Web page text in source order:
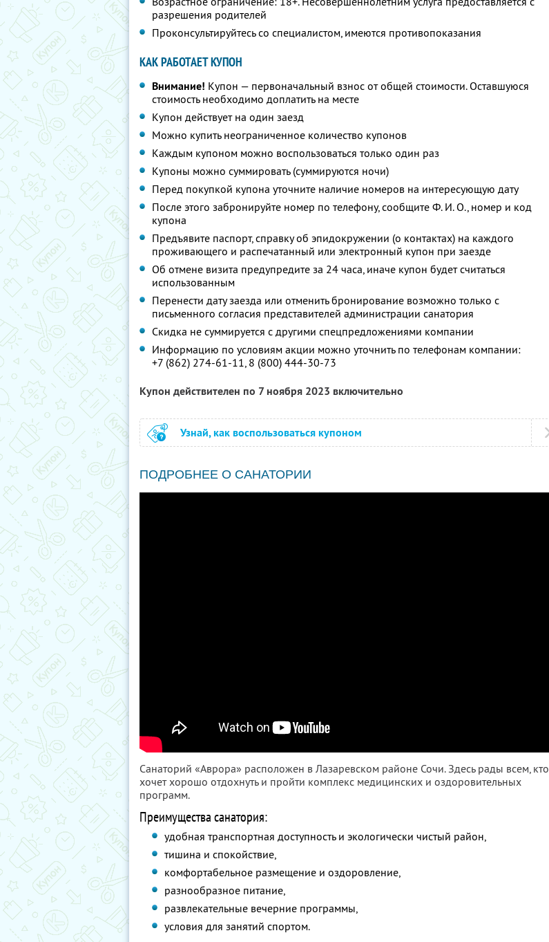
разрешения родителей
Проконсультируйтесь со специалистом, имеются противопоказания
КАК РАБОТАЕТ КУПОН
Внимание! Купон — первоначальный взнос от общей стоимости. Оставшуюся
стоимость необходимо доплатить на месте
Купон действует на один заезд
Можно купить неограниченное количество купонов
Каждым купоном можно воспользоваться только один раз
Купоны можно суммировать (суммируются ночи)
Перед покупкой купона уточните наличие номеров на интересующую дату
После этого забронируйте номер по телефону, сообщите Ф. И. О.,номер и код
купона
Предъявите паспорт, справку об эпидокружении (о контактах) на каждого
проживающего и распечатанный или электронный купон при заезде
Об отмене визита предупредите за 24 часа, иначе купон будет считаться
использованным
Перенести дату заезда или отменить бронирование возможно только с
письменного согласия представителей администрации санатория
Скидка не суммируется с другими спецпредложениями компании
Информацию по условиям акции можно уточнить по телефонам компании:
+7 (862) 274-61-11, 8 (800) 444-30-73
Купон действителен по 7 ноября 2023 включительно
Узнай, как воспользоваться купоном
ПОДРОБНЕЕ О САНАТОРИИ
Санаторий «Аврора» расположен в Лазаревском районе Сочи. Здесь рады всем, кто
хочет хорошо отдохнуть и пройти комплекс медицинских и оздоровительных
программ.
Преимущества санатория:
удобная транспортная доступность и экологически чистый район,
тишина и спокойствие,
комфортабельное размещение и оздоровление,
разнообразное питание,
развлекательные вечерние программы,
условия для занятий спортом.